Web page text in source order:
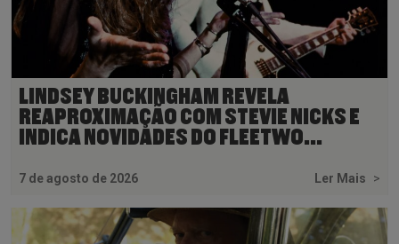
LINDSEY BUCKINGHAM REVELA
REAPROXIMAÇÃO COM STEVIE NICKS E
INDICA NOVIDADES DO FLEETWO...
7 de agosto de 2026 Ler Mais >